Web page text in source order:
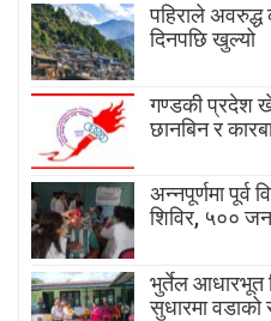
पहिराले
दिनपछि खुल्यो
गण्डकी प्रदेश
छानबिन र
अन्नपूर्णमा पूर्व
शिविर, ५००
भुर्तेल आधारभूत
सुधारमा वडाको